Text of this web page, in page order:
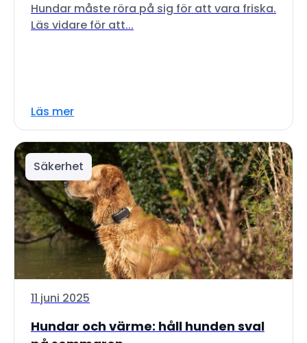
Hundar måste röra på sig för att vara friska.
Läs vidare för att...
Läs mer
Säkerhet
11 juni 2025
Hundar och värme: håll hunden sval